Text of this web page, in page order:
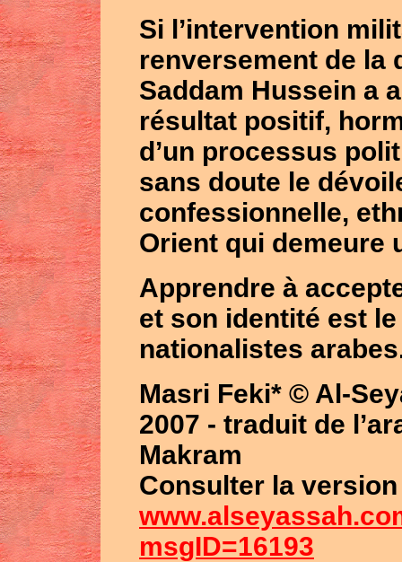
Si l’intervention
renversement de la
Saddam Hussein a
résultat positif,
d’un processus
sans doute le
confessionnelle,
Orient qui demeure
Apprendre à
et son identité est
nationalistes
Masri Feki* © Al-
2007 - traduit de
Makram
Consulter la
msgID=16193